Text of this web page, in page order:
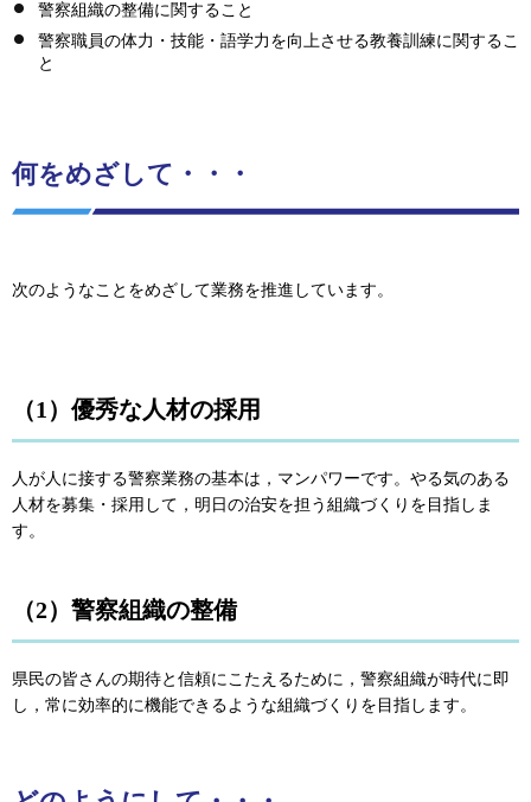
警察組織の整備に関すること
警察職員の体力・技能・語学力を向上させる教養訓練に関するこ
と
何をめざして・・・
次のようなことをめざして業務を推進しています。
（1）優秀な人材の採用
人が人に接する警察業務の基本は，マンパワーです。やる気のある
人材を募集・採用して，明日の治安を担う組織づくりを目指しま
す。
（2）警察組織の整備
県民の皆さんの期待と信頼にこたえるために，警察組織が時代に即
し，常に効率的に機能できるような組織づくりを目指します。